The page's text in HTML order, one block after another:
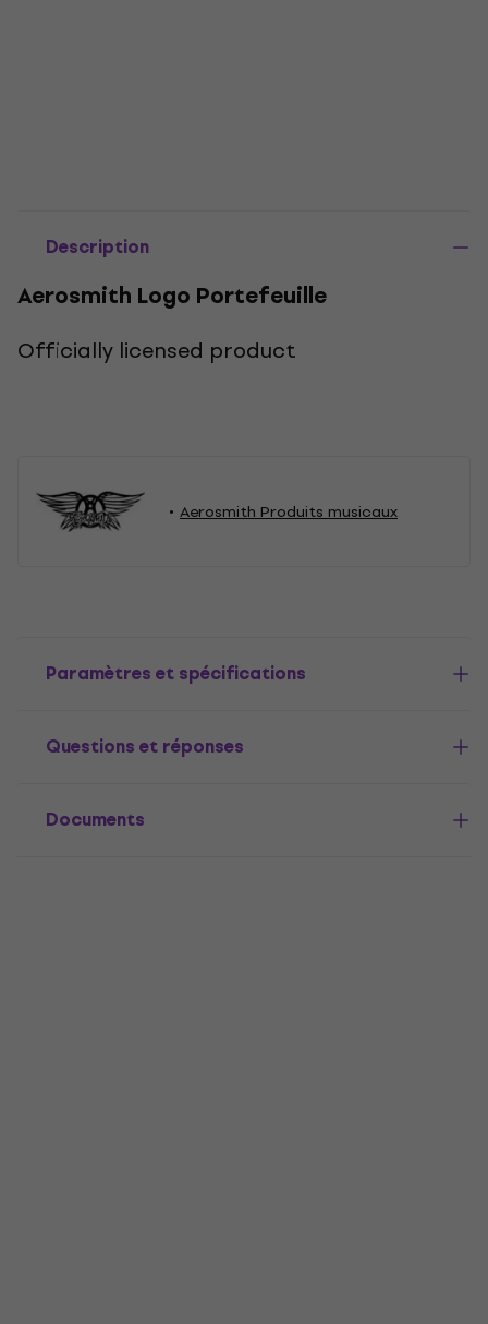
Description
Aerosmith Logo Portefeuille
Officially licensed product
Aerosmith Produits musicaux
Paramètres et spécifications
Questions et réponses
Documents